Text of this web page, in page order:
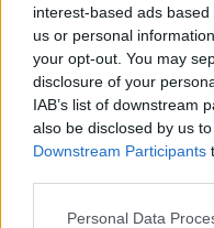
interest-based ads
us or personal
your opt-out. You may
disclosure of your
IAB’s list of downstream
also be disclosed by us
Downstream Participants
Please note that this
Personal Data